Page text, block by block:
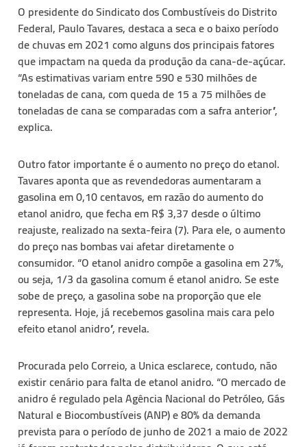
O presidente do Sindicato dos Combustíveis do Distrito
Federal, Paulo Tavares, destaca a seca e o baixo período
de chuvas em 2021 como alguns dos principais fatores
que impactam na queda da produção da cana-de-açúcar.
“As estimativas variam entre 590 e 530 milhões de
toneladas de cana, com queda de 15 a 75 milhões de
toneladas de cana se comparadas com a safra anterior”,
explica.
Outro fator importante é o aumento no preço do etanol.
Tavares aponta que as revendedoras aumentaram a
gasolina em 0,10 centavos, em razão do aumento do
etanol anidro, que fecha em R$ 3,37 desde o último
reajuste, realizado na sexta-feira (7). Para ele, o aumento
do preço nas bombas vai afetar diretamente o
consumidor. “O etanol anidro compõe a gasolina em 27%,
ou seja, 1/3 da gasolina comum é etanol anidro. Se este
sobe de preço, a gasolina sobe na proporção que ele
representa. Hoje, já recebemos gasolina mais cara pelo
efeito etanol anidro”, revela.
Procurada pelo Correio, a Unica esclarece, contudo, não
existir cenário para falta de etanol anidro. “O mercado de
anidro é regulado pela Agência Nacional do Petróleo, Gás
Natural e Biocombustíveis (ANP) e 80% da demanda
prevista para o período de junho de 2021 a maio de 2022